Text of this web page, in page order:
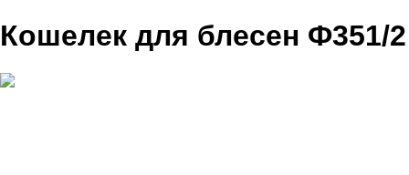
Кошелек для блесен Ф351/2